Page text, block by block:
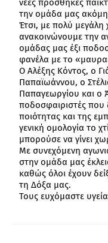
νέες προσθήκες
την ομάδα μας
Έτσι, με πολύ
ανακοινώνουμε την
ομάδας μας έξι
φανέλα με το
Ο Αλέξης Κόντος, ο
Παπαϊωάννου, ο
Παπαγεωργίου και ο
ποδοσφαιριστές που
ποιότητας και της
γενική ομολογία το
μπορούσε να γίνει
Με συνεχόμενη
στην ομάδα μας
καθώς όλοι έχουν
τη Δόξα μας.
Τους ευχόμαστε